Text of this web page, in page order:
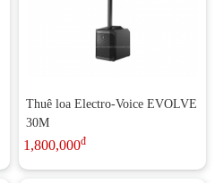
Thuê loa Electro-Voice EVOLVE
30M
1,800,000đ